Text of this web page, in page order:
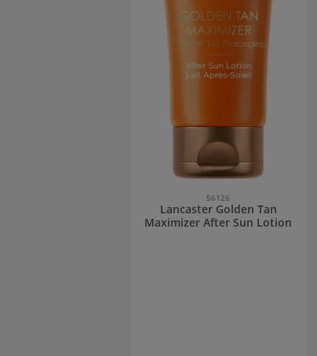
56126
Lancaster Golden Tan
Maximizer After Sun Lotion